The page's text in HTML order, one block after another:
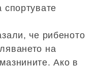
че рибеното
на
Ако в